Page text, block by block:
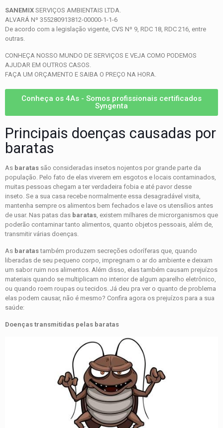
SANEMIX SERVIÇOS AMBIENTAIS LTDA.
ALVARÁ Nº 355280913812-00000-1-1-6
De acordo com a legislação vigente, CVS Nº 9, RDC 18, RDC 216, entre
outras.
CONHEÇA NOSSO MUNDO DE SERVIÇOS E VEJA COMO PODEMOS
AJUDAR EM OUTROS CASOS.
FAÇA UM ORÇAMENTO E SAIBA O PREÇO NA HORA.
Conheça os 4As - Somos profissionais certificados
Syngenta
Principais doenças causadas por
baratas
As baratas são consideradas insetos nojentos por grande parte da
população. Pelo fato de elas viverem em esgotos e locais contaminados,
muitas pessoas chegam a ter verdadeira fobia e até pavor desse
inseto. Se a sua casa recebe normalmente essa desagradável visita,
mantenha sempre os alimentos bem fechados e lave os utensílios antes
de usar. Nas patas das baratas, existem milhares de microrganismos que
poderão contaminar tanto alimentos, quanto objetos pessoais, além de,
transmitir várias doenças.
As baratastambém produzem secreções odoríferas que, quando
liberadas de seu pequeno corpo, impregnam o ar do ambiente e deixam
um sabor ruim nos alimentos. Além disso, elas também causam prejuízos
materiais quando se multiplicam no interior de algum aparelho eletrônico,
ou quando roem roupas ou tecidos. Já deu pra ver o quanto de problema
elas podem causar, não é mesmo? Confira agora os prejuízos para a sua
saúde:
Doenças transmitidas pelas baratas